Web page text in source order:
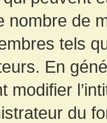
nombre de
tels
En
modifier
du